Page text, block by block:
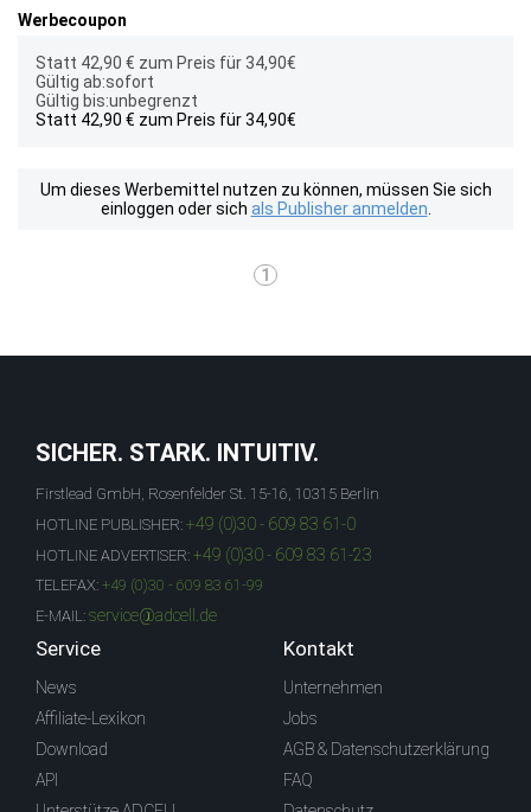
Werbecoupon
Statt 42,90 € zum Preis für 34,90€
Gültig ab:sofort
Gültig bis:unbegrenzt
Statt 42,90 € zum Preis für 34,90€
Um dieses Werbemittel nutzen zu können, müssen Sie sich
einloggen oder sich als Publisher anmelden
1
SICHER. STARK. INTUITIV.
Firstlead GmbH, Rosenfelder St. 15-16, 10315 Berlin
HOTLINE PUBLISHER: +49 (0)30 - 609 83 61-0
HOTLINE ADVERTISER: +49 (0)30 - 609 83 61-23
TELEFAX: +49 (0)30 - 609 83 61-99
E-MAIL: service@adcell.de
Service
News
Affiliate-Lexikon
Download
API
Kontakt
Unternehmen
Jobs
AGB & Datenschutzerklärung
FAQ